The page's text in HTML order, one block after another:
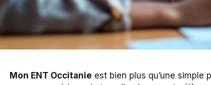
Mon ENT Occitanie est bien plus qu’une simple